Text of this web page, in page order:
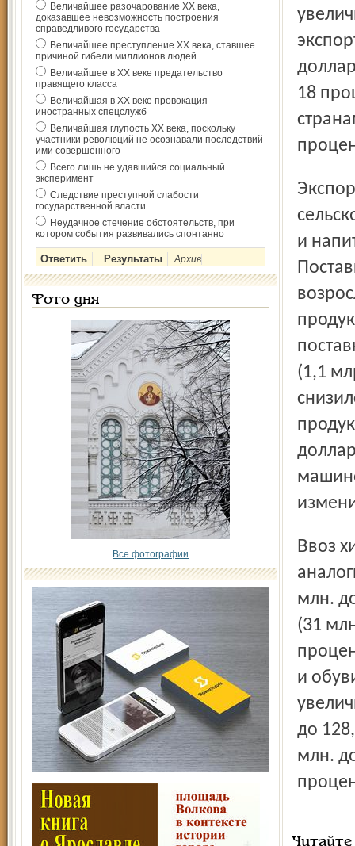
Величайшее разочарование ХХ века,
доказавшее невозможность построения
справедливого государства
Величайшее преступление ХХ века, ставшее
причиной гибели миллионов людей
Величайшее в ХХ веке предательство
правящего класса
Величайшая в ХХ веке провокация
иностранных спецслужб
Величайшая глупость ХХ века, поскольку
участники революций не осознавали последствий
ими совершённого
Всего лишь не удавшийся социальный
эксперимент
Следствие преступной слабости
государственной власти
Неудачное стечение обстоятельств, при
котором события развивались спонтанно
Архив
Фото дня
Все фотографии
18
Экспорт продовольственных товаров и
и
(1,1
Ввоз химической продукции увеличился по сравнению с
млн.
(31
и
до
млн.